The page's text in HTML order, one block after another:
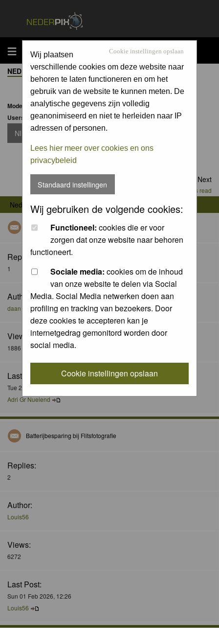
MENU Cookie instellingen opslaan
Wij plaatsen
verschillende cookies om deze website naar
behoren te laten functioneren en om het
gebruik van de website te kunnen meten. De
analytische gegevens zijn volledig
geanonimiseerd en niet te herleiden naar IP
adressen of personen.
Lees hier meer over cookies en ons
privacybeleid
Standaard instellingen
Wij gebruiken de volgende cookies:
Functioneel: cookies die er voor
zorgen dat onze website naar behoren
functioneert.
Sociale media: cookies om de inhoud
van onze website te delen via Social
Media. Social Media netwerken doen aan
profiling en tracking van bezoekers. Door
deze cookies te accepteren kan je
internetgedrag gemonitord worden door
social media.
Cookie instellingen opslaan
NEDERPIX.NL FORUM INDEX->OPTISCHE APPARATUUR
Moderator:Moderators
Users browsing this forum: None
NIEUW TOPIC
Next
Mark all topics read
Nederpix.nl Forum Index -> Optische apparatuur
Canon R7
Replies:
1
Author:
daan de vos
Views:
1886
Last Post:
Tue 26 May 2026, 17:23
Adri Gr Nuelend
Batterijbesparing bij Flitsfotografie
Replies:
2
Author:
Louis56
Views:
6272
Last Post:
Sun 01 Feb 2026, 12:26
Louis56